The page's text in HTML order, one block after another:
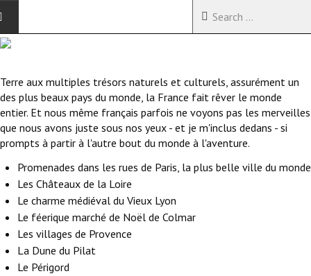
ACCUEIL
VOYAGES EN CHINE
VOYAGES EN ASIE
Terre aux multiples trésors naturels et culturels, assurément un
des plus beaux pays du monde, la France fait rêver le monde
entier. Et nous même français parfois ne voyons pas les merveilles
que nous avons juste sous nos yeux - et je m'inclus dedans - si
prompts à partir à l'autre bout du monde à l'aventure.
Promenades dans les rues de Paris, la plus belle ville du monde
Les Châteaux de la Loire
Le charme médiéval du Vieux Lyon
Le féerique marché de Noël de Colmar
Les villages de Provence
La Dune du Pilat
Le Périgord